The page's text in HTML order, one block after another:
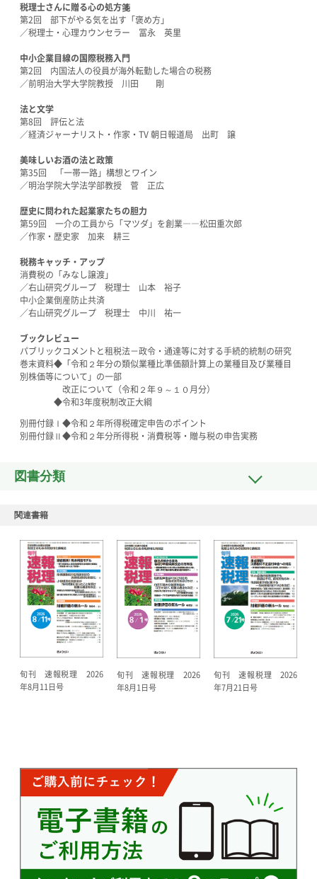
税理士さんに贈る心の処方箋
第2回 部下がやる気を出す「褒め方」
／税理士・心理カウンセラー 冨永 英里
中小企業目線の国際税務入門
第2回 内国法人の役員が海外転勤した場合の税務
／前明治大学大学院教授 川田 剛
法と文学
第8回 評伝と法
／経済ジャーナリスト・作家・TV 朝日報道局 出町 譲
美味しいお酒の法と政策
第35回 「一帯一路」構想とワイン
／明治学院大学法学部教授 菅 正広
歴史に問われた起業家たちの胆力
第59回 一介の工員から「マツダ」を創業――松田重次郎
／作家・歴史家 加来 耕三
税務キャッチ・アップ
消費税の「みなし譲渡」
／右山研究グループ 税理士 山本 裕子
中小企業倒産防止共済
／右山研究グループ 税理士 中川 祐一
ブックレビュー
パブリックコメントと租税法－政令・通達等に対する手続的統制の研究
巻末資料◆「令和２年分の類似業種比準価額計算上の業種目及び業種目
別株価等について」の一部
改正について（令和２年９～１０月分）
◆令和3年度税制改正大綱
別冊付録Ⅰ◆令和２年所得税確定申告のポイント
別冊付録Ⅱ◆令和２年分所得税・消費税等・贈与税の申告実務
図書分類
関連書籍
旬刊 速報税理 2026
年8月11日号
旬刊 速報税理 2026
年8月1日号
旬刊 速報税理 2026
年7月21日号